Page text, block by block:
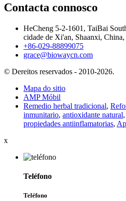
Contacta connosco
HeCheng 5-2-1601, TaiBai
cidade de Xi'an, Shaanxi,
+86-029-88899075
grace@biowaycn.com
© Dereitos reservados - 2010-2026.
Mapa do sitio
AMP Móbil
Remedio herbal tradicional,
inmunitario, antioxidante natural,
propiedades antiinflamatorias,
x
Teléfono
Teléfono